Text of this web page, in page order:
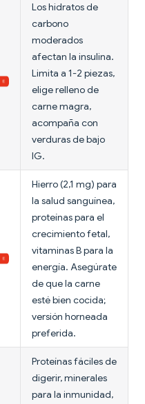
Los hidratos de
carbono
moderados
afectan la insulina.
Limita a 1-2 piezas,
elige relleno de
carne magra,
acompaña con
verduras de bajo
IG.
Hierro (2,1 mg) para
la salud sanguínea,
proteínas para el
crecimiento fetal,
vitaminas B para la
energía. Asegúrate
de que la carne
esté bien cocida;
versión horneada
preferida.
Proteínas fáciles de
digerir, minerales
para la inmunidad,